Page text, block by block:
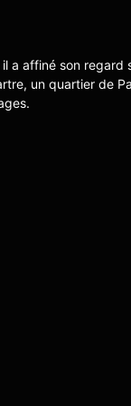
a affiné son regard
un quartier de